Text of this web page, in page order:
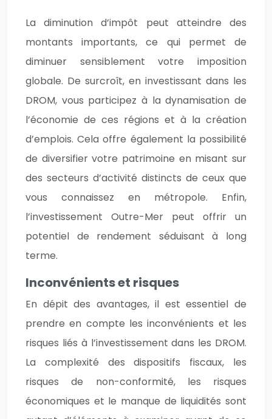
La diminution d’impôt peut atteindre des
montants importants, ce qui permet de
diminuer sensiblement votre imposition
globale. De surcroît, en investissant dans les
DROM, vous participez à la dynamisation de
l’économie de ces régions et à la création
d’emplois. Cela offre également la possibilité
de diversifier votre patrimoine en misant sur
des secteurs d’activité distincts de ceux que
vous connaissez en métropole. Enfin,
l’investissement Outre-Mer peut offrir un
potentiel de rendement séduisant à long
terme.
Inconvénients et risques
En dépit des avantages, il est essentiel de
prendre en compte les inconvénients et les
risques liés à l’investissement dans les DROM.
La complexité des dispositifs fiscaux, les
risques de non-conformité, les risques
économiques et le manque de liquidités sont